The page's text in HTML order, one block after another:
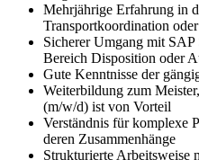
Mehrjährige Erfahrung in
Transportkoordination
Sicherer Umgang mit
Bereich Disposition oder
Gute Kenntnisse der
Weiterbildung zum
(m/w/d) ist von Vorteil
Verständnis für komplexe
deren Zusammenhänge
Strukturierte Arbeitsweise